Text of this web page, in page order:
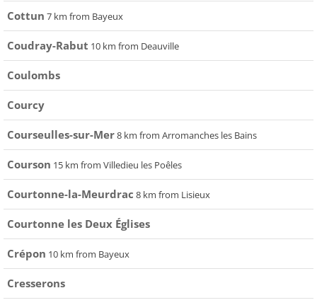
Cottun 7 km from Bayeux
Coudray-Rabut 10 km from Deauville
Coulombs
Courcy
Courseulles-sur-Mer8 km from Arromanches les Bains
Courson 15 km from Villedieu les Poêles
Courtonne-la-Meurdrac 8 km from Lisieux
Courtonne les Deux Églises
Crépon 10 km from Bayeux
Cresserons